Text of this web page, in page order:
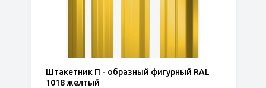
Штакетник П - образный фигурный RAL
1018 желтый